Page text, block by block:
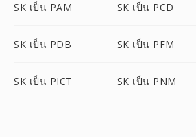
SK เป็น PAM SK เป็น PCD
SK เป็น PDB SK เป็น PFM
SK เป็น PICT SK เป็น PNM